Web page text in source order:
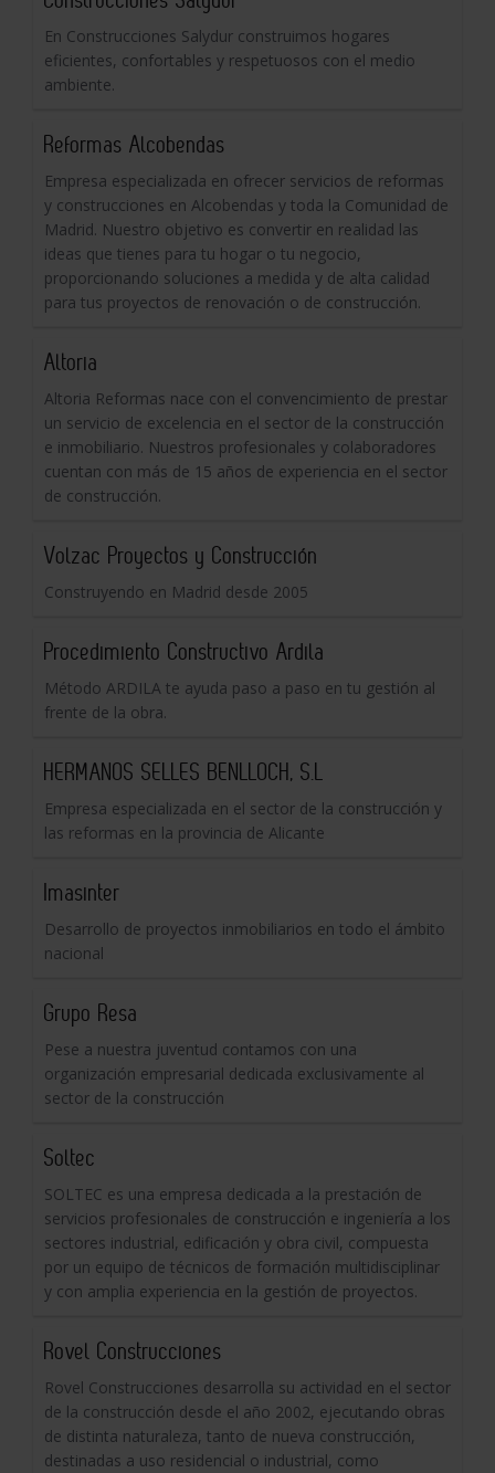
En Construcciones Salydur construimos hogares
eficientes, confortables y respetuosos con el medio
ambiente.
Reformas Alcobendas
Empresa especializada en ofrecer servicios de reformas
y construcciones en Alcobendas y toda la Comunidad de
Madrid. Nuestro objetivo es convertir en realidad las
ideas que tienes para tu hogar o tu negocio,
proporcionando soluciones a medida y de alta calidad
para tus proyectos de renovación o de construcción.
Altoria
Altoria Reformas nace con el convencimiento de prestar
un servicio de excelencia en el sector de la construcción
e inmobiliario. Nuestros profesionales y colaboradores
cuentan con más de 15 años de experiencia en el sector
de construcción.
Volzac Proyectos y Construcción
Construyendo en Madrid desde 2005
Procedimiento Constructivo Ardila
Método ARDILA te ayuda paso a paso en tu gestión al
frente de la obra.
HERMANOS SELLES BENLLOCH, S.L
Empresa especializada en el sector de la construcción y
las reformas en la provincia de Alicante
Imasinter
Desarrollo de proyectos inmobiliarios en todo el ámbito
nacional
Grupo Resa
Pese a nuestra juventud contamos con una
organización empresarial dedicada exclusivamente al
sector de la construcción
Soltec
SOLTEC es una empresa dedicada a la prestación de
servicios profesionales de construcción e ingeniería a los
sectores industrial, edificación y obra civil, compuesta
por un equipo de técnicos de formación multidisciplinar
y con amplia experiencia en la gestión de proyectos.
Rovel Construcciones
Rovel Construcciones desarrolla su actividad en el sector
de la construcción desde el año 2002, ejecutando obras
de distinta naturaleza, tanto de nueva construcción,
destinadas a uso residencial o industrial, como